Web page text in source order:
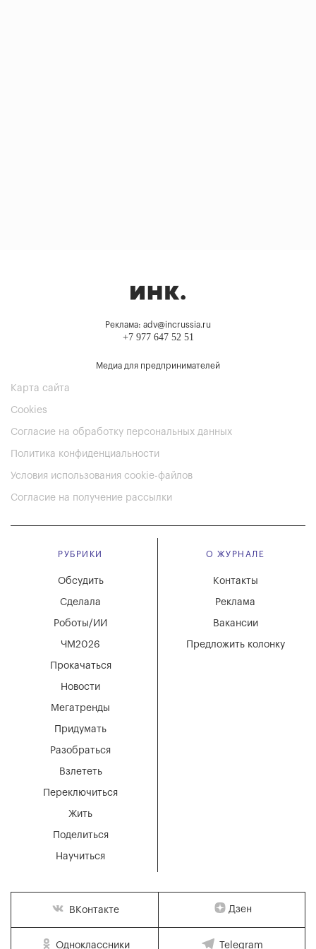
Реклама: adv@incrussia.ru
+7 977 647 52 51
Медиа для предпринимателей
Карта сайта
Cookies
Согласие на обработку персональных данных
Политика конфиденциальности
Условия использования cookie-файлов
Согласие на получение рассылки
РУБРИКИ
Мегатренды
Придумать
Разобраться
Взлететь
Новости
Переключиться
Жить
Поделиться
Научиться
Обсудить
Сделала
Роботы/ИИ
ЧМ2026
Прокачаться
О ЖУРНАЛЕ
Вакансии
Реклама
Контакты
Предложить колонку
ВКонтакте Дзен
Одноклассники Telegram